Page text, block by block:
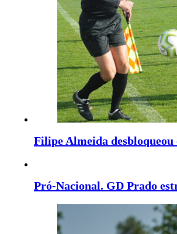
Filipe Almeida desbloqueou
Pró-Nacional. GD Prado